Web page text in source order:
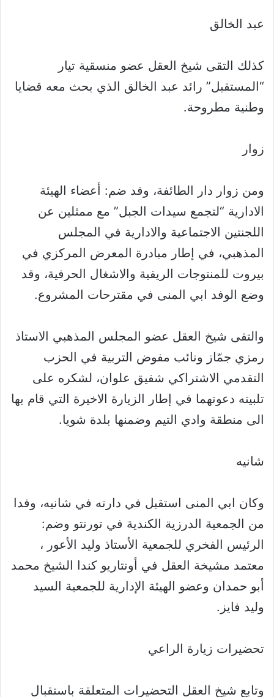
عبد الخالق
كذلك التقى شيخ العقل عضو منسقية تيار
“المستقبل” رائد عبد الخالق الذي بحث معه قضايا
وطنية مطروحة.
زوار
ومن زوار دار الطائفة، وفد ضم: أعضاء الهيئة
الادارية “لتجمع سيدات الجبل” مع ممثلين عن
اللجنتين الاجتماعية والادارية في المجلس
المذهبي، في إطار مبادرة المعرض المركزي في
بيروت للمنتوجات الريفية والاشغال الحرفية، وقد
وضع الوفد ابي المنى في مقترحات المشروع.
والتقى شيخ العقل عضو المجلس المذهبي الاستاذ
رمزي جمّاز ونائب مفوض التربية في الحزب
التقدمي الاشتراكي شفيق علوان، لشكره على
تلبيته دعوتهما في إطار الزيارة الاخيرة التي قام بها
الى منطقة وادي التيم وضمنها بلدة شويا.
شانيه
وكان ابي المنى استقبل في دارته في شانيه، وفدا
من الجمعية الدرزية الكندية في تورنتو وضم:
الرئيس الفخري للجمعية الأستاذ وليد الأعور ،
معتمد مشيخة العقل في أونتاريو كندا الشيخ محمد
أبو حمدان وعضو الهيئة الإدارية للجمعية السيد
وليد فايز.
تحضيرات زيارة الراعي
وتابع شيخ العقل التحضيرات المتعلقة باستقبال